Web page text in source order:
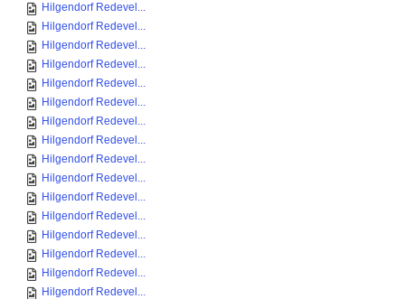
Hilgendorf Redevel...
Hilgendorf Redevel...
Hilgendorf Redevel...
Hilgendorf Redevel...
Hilgendorf Redevel...
Hilgendorf Redevel...
Hilgendorf Redevel...
Hilgendorf Redevel...
Hilgendorf Redevel...
Hilgendorf Redevel...
Hilgendorf Redevel...
Hilgendorf Redevel...
Hilgendorf Redevel...
Hilgendorf Redevel...
Hilgendorf Redevel...
Hilgendorf Redevel...